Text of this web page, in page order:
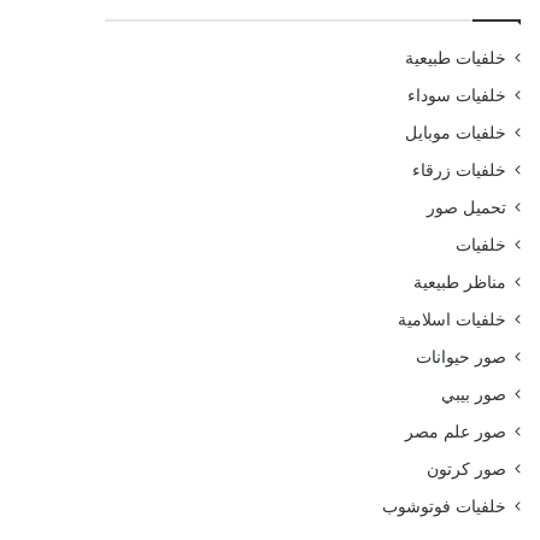
خلفيات طبيعية
خلفيات سوداء
خلفيات موبايل
خلفيات زرقاء
تحميل صور
خلفيات
مناظر طبيعية
خلفيات اسلامية
صور حيوانات
صور بيبي
صور علم مصر
صور كرتون
خلفيات فوتوشوب